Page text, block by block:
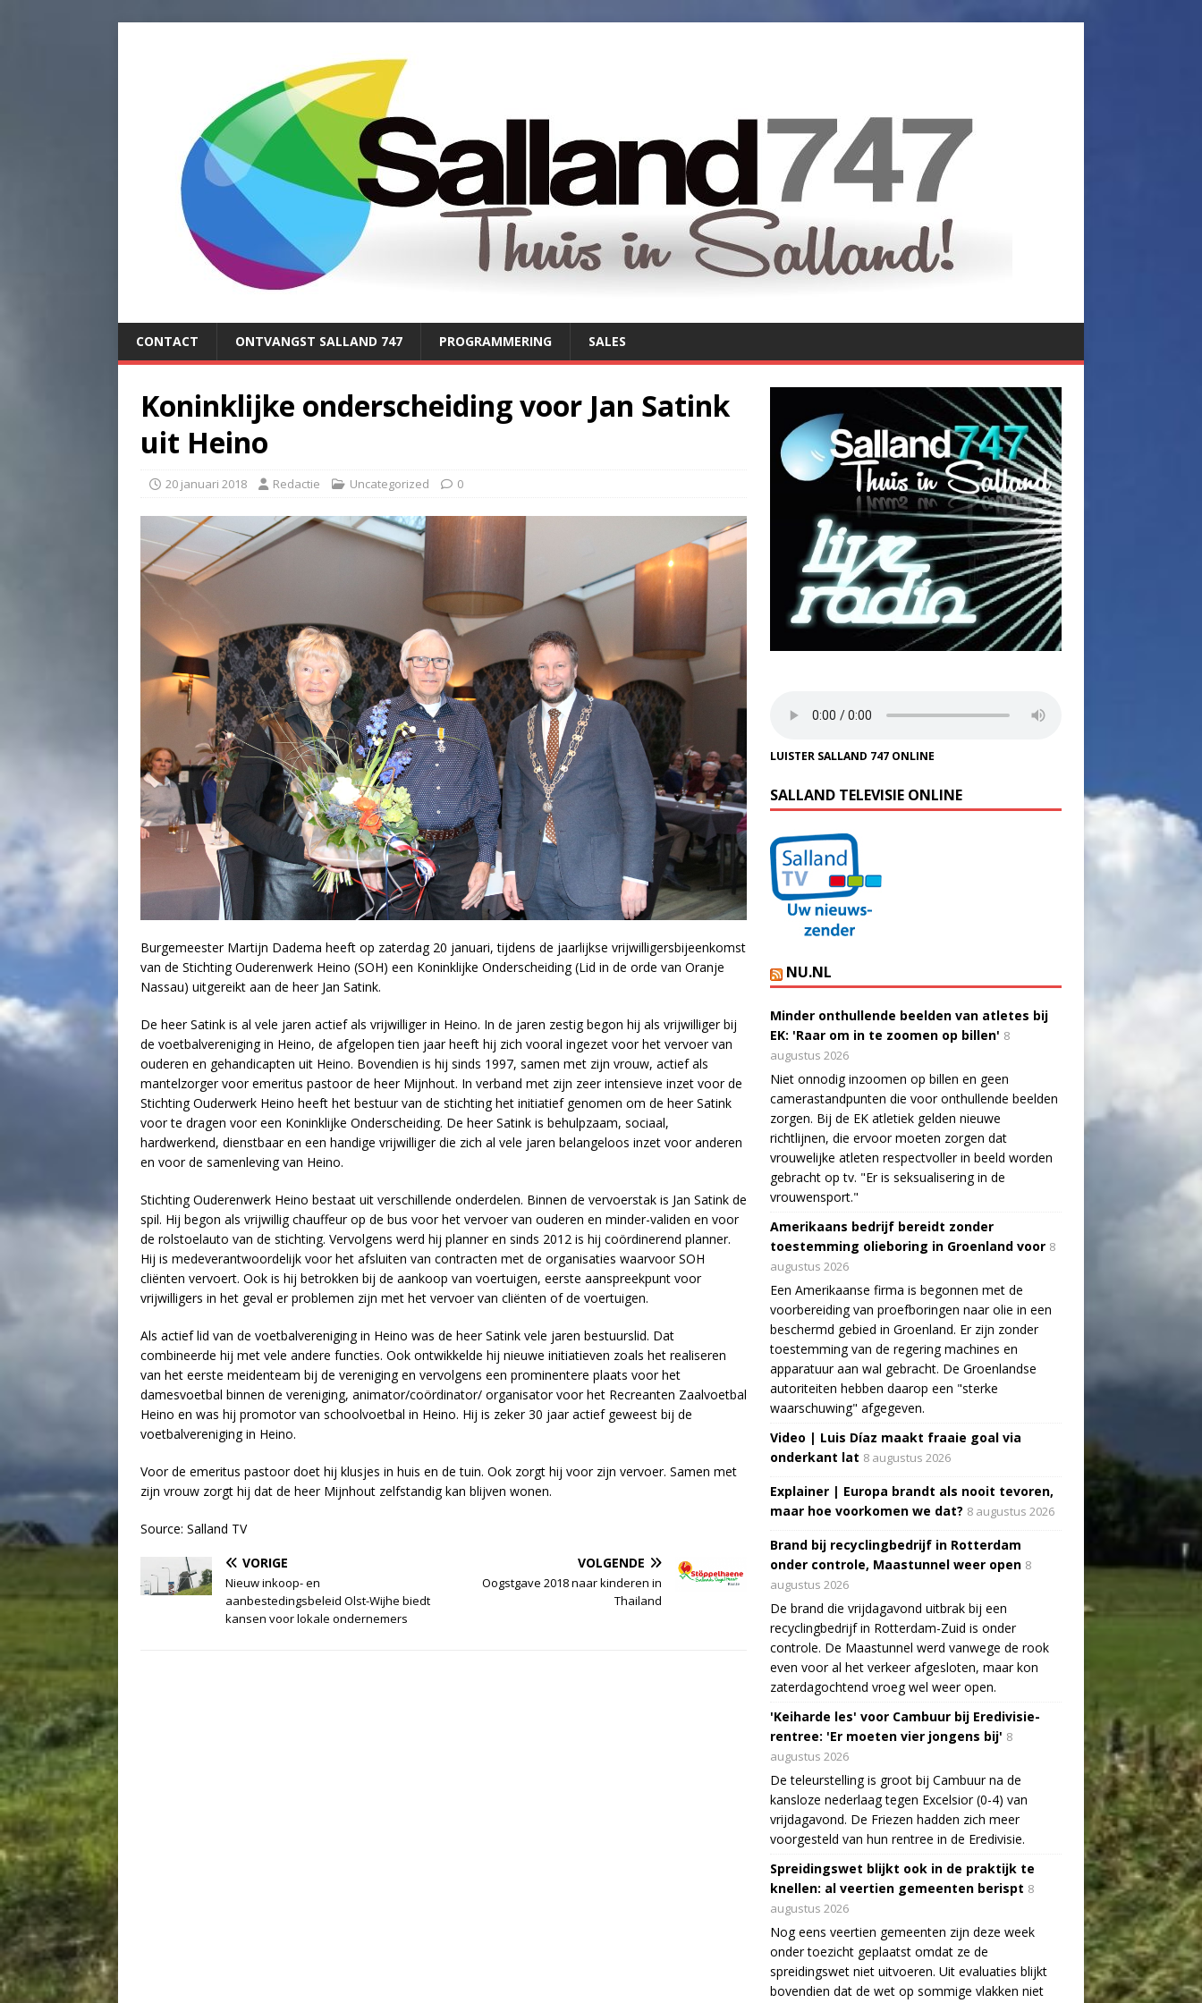
CONTACT ONTVANGST SALLAND 747 PROGRAMMERING SALES
Koninklijke onderscheiding voor Jan Satink
uit Heino
20 januari 2018 Redactie Uncategorized 0
Burgemeester Martijn Dadema heeft op zaterdag 20 januari, tijdens de jaarlijkse vrijwilligersbijeenkomst
van de Stichting Ouderenwerk Heino (SOH) een Koninklijke Onderscheiding (Lid in de orde van Oranje
Nassau) uitgereikt aan de heer Jan Satink.
De heer Satink is al vele jaren actief als vrijwilliger in Heino. In de jaren zestig begon hij als vrijwilliger bij
de voetbalvereniging in Heino, de afgelopen tien jaar heeft hij zich vooral ingezet voor het vervoer van
ouderen en gehandicapten uit Heino. Bovendien is hij sinds 1997, samen met zijn vrouw, actief als
mantelzorger voor emeritus pastoor de heer Mijnhout. In verband met zijn zeer intensieve inzet voor de
Stichting Ouderwerk Heino heeft het bestuur van de stichting het initiatief genomen om de heer Satink
voor te dragen voor een Koninklijke Onderscheiding. De heer Satink is behulpzaam, sociaal,
hardwerkend, dienstbaar en een handige vrijwilliger die zich al vele jaren belangeloos inzet voor anderen
en voor de samenleving van Heino.
Stichting Ouderenwerk Heino bestaat uit verschillende onderdelen. Binnen de vervoerstak is Jan Satink de
spil. Hij begon als vrijwillig chauffeur op de bus voor het vervoer van ouderen en minder-validen en voor
de rolstoelauto van de stichting. Vervolgens werd hij planner en sinds 2012 is hij coördinerend planner.
Hij is medeverantwoordelijk voor het afsluiten van contracten met de organisaties waarvoor SOH
cliënten vervoert. Ook is hij betrokken bij de aankoop van voertuigen, eerste aanspreekpunt voor
vrijwilligers in het geval er problemen zijn met het vervoer van cliënten of de voertuigen.
Als actief lid van de voetbalvereniging in Heino was de heer Satink vele jaren bestuurslid. Dat
combineerde hij met vele andere functies. Ook ontwikkelde hij nieuwe initiatieven zoals het realiseren
van het eerste meidenteam bij de vereniging en vervolgens een prominentere plaats voor het
damesvoetbal binnen de vereniging, animator/coördinator/ organisator voor het Recreanten Zaalvoetbal
Heino en was hij promotor van schoolvoetbal in Heino. Hij is zeker 30 jaar actief geweest bij de
voetbalvereniging in Heino.
Voor de emeritus pastoor doet hij klusjes in huis en de tuin. Ook zorgt hij voor zijn vervoer. Samen met
zijn vrouw zorgt hij dat de heer Mijnhout zelfstandig kan blijven wonen.
Source: Salland TV
VORIGE
Nieuw inkoop- en
aanbestedingsbeleid Olst-Wijhe biedt
kansen voor lokale ondernemers
VOLGENDE
Oogstgave 2018 naar kinderen in
Thailand
LUISTER SALLAND 747 ONLINE
SALLAND TELEVISIE ONLINE
NU.NL
Minder onthullende beelden van atletes bij
EK: 'Raar om in te zoomen op billen' 8
augustus 2026
Niet onnodig inzoomen op billen en geen
camerastandpunten die voor onthullende beelden
zorgen. Bij de EK atletiek gelden nieuwe
richtlijnen, die ervoor moeten zorgen dat
vrouwelijke atleten respectvoller in beeld worden
gebracht op tv. "Er is seksualisering in de
vrouwensport."
Amerikaans bedrijf bereidt zonder
toestemming olieboring in Groenland voor 8
augustus 2026
Een Amerikaanse firma is begonnen met de
voorbereiding van proefboringen naar olie in een
beschermd gebied in Groenland. Er zijn zonder
toestemming van de regering machines en
apparatuur aan wal gebracht. De Groenlandse
autoriteiten hebben daarop een "sterke
waarschuwing" afgegeven.
Video | Luis Díaz maakt fraaie goal via
onderkant lat 8 augustus 2026
Explainer | Europa brandt als nooit tevoren,
maar hoe voorkomen we dat? 8 augustus 2026
Brand bij recyclingbedrijf in Rotterdam
onder controle, Maastunnel weer open 8
augustus 2026
De brand die vrijdagavond uitbrak bij een
recyclingbedrijf in Rotterdam-Zuid is onder
controle. De Maastunnel werd vanwege de rook
even voor al het verkeer afgesloten, maar kon
zaterdagochtend vroeg wel weer open.
'Keiharde les' voor Cambuur bij Eredivisie-
rentree: 'Er moeten vier jongens bij' 8
augustus 2026
De teleurstelling is groot bij Cambuur na de
kansloze nederlaag tegen Excelsior (0-4) van
vrijdagavond. De Friezen hadden zich meer
voorgesteld van hun rentree in de Eredivisie.
Spreidingswet blijkt ook in de praktijk te
knellen: al veertien gemeenten berispt 8
augustus 2026
Nog eens veertien gemeenten zijn deze week
onder toezicht geplaatst omdat ze de
spreidingswet niet uitvoeren. Uit evaluaties blijkt
bovendien dat de wet op sommige vlakken niet